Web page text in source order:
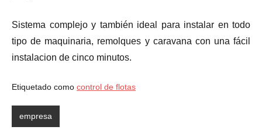
Sistema complejo y también ideal para instalar en todo
tipo de maquinaria, remolques y caravana con una fácil
instalacion de cinco minutos.
Etiquetado como control de flotas
empresa